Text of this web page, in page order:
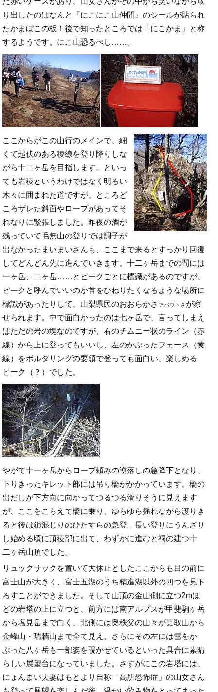
り出したのはなんと『にこにこ山仲間』のシールが貼られ
たかまぼこの板！後で知ったところでは「にこかま」と称
するようです。にこ山恐るべし……。
ここからがこの山行のメインで、細
くて起伏のある稜線を登り降りしな
がら十二ヶ岳を目指します。といっ
ても岩稜というわけではなく明るい
木々に囲まれた道ですが、ところど
ころザレた斜面やロープがあってそ
れなりに緊張しました。昨夜の酒が
残っていて毛無山の登りでは調子が
出なかったまいまいさんも、ここまで来るとすっかり回復
してどんどん先に進んでいきます。十二ヶ岳までの間には
一ヶ岳、二ヶ岳……とピークごとに標識があるのですが、
ピークと呼んでいいのか首をひねりたくなるような場所に
標識があったりして、山梨県民のおおらかさ アバウトさ が察
せられます。中で面白かったのは七ヶ岳で、言ってしまえ
ばただの岩の塊なのですが、右のチムニー状のライン（赤
線）から上に登ってもいいし、左のかぶったフェース（黄
線）をボルダリングの要領で登っても面白い、楽しめる
ピーク（？）でした。
やがて十一ヶ岳からロープ頼みの逆落しの急降下となり、
下りきったキレット部には吊り橋がかかっています。橋の
出だしが下方向に向かってつるつる滑りそうに見えます
が、ここをこらえて橋に乗り、ゆらゆら揺れながら渡りき
ると後は鎖混じりのひたすらの急登。長い登りにうんざり
し始める頃に頂稜部に出て、わずかに進むと祠の建つ十
二ヶ岳山頂でした。
リュックサックを置いて大休止としたここからも目の前に
富士山が大きく、富士五湖のうち精進湖以外の四つを見下
ろすことができました。そして山頂の金山側に立つ2mほ
どの岩塔の上に立つと、前方には南アルプスが甲斐駒ヶ岳
から塩見岳まで白く、北側には奥秩父の山々が雲取山から
金峰山・瑞牆山まで全て見え、さらにその左には雪をか
ぶった八ヶ岳も一部姿を覗かせているといった具合に素晴
らしい展望台になっていました。さすがにこの岩塔には、
にょんまい夫妻はもとより自称「高所恐怖症」の山女さん